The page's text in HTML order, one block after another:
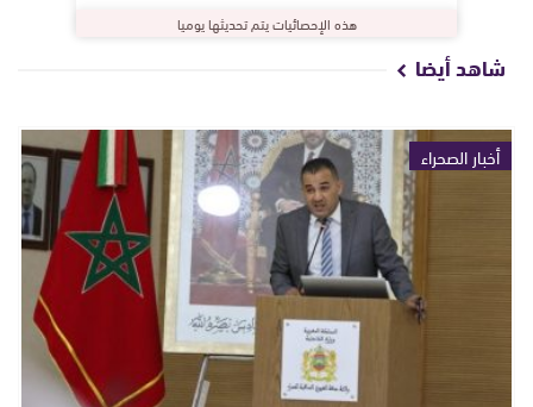
هذه الإحصائيات يتم تحديثها يوميا
شاهد أيضا
أخبار الصحراء